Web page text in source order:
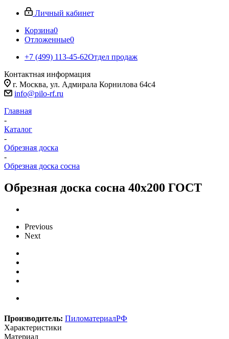
Личный кабинет
Корзина0
Отложенные0
+7 (499) 113-45-62Отдел продаж
Контактная информация
г. Москва, ул. Адмирала Корнилова 64с4
info@pilo-rf.ru
Главная
-
Каталог
-
Обрезная доска
-
Обрезная доска сосна
Обрезная доска сосна 40х200 ГОСТ
Previous
Next
Производитель: ПиломатериалРФ
Характеристики
Материал